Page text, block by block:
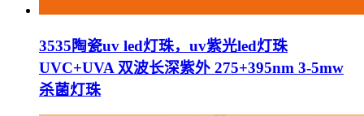
3535陶瓷uv led灯珠，uv紫光led灯珠
UVC+UVA 双波长深紫外 275+395nm 3-5mw
杀菌灯珠